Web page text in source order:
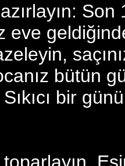
Son
eve
bütün
bir